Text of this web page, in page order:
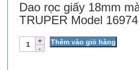
Dao rọc giấy 18mm
TRUPER Model 16974
Số
lượng
Thêm vào giỏ hàng